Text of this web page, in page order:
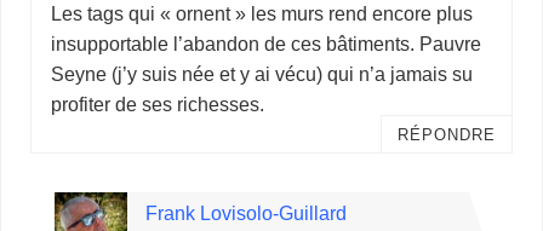
Les tags qui « ornent » les murs rend encore plus
insupportable l’abandon de ces bâtiments. Pauvre
Seyne (j’y suis née et y ai vécu) qui n’a jamais su
profiter de ses richesses.
RÉPONDRE
Frank Lovisolo-Guillard